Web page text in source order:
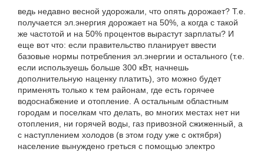
ведь недавно весной удорожали, что опять дорожает? Т.е.
получается эл.энергия дорожает на 50%, а когда с такой
же частотой и на 50% процентов вырастут зарплаты? И
еще вот что: если правительство планирует ввести
базовые нормы потребления эл.энергии и остального (т.е.
если используешь больше 300 кВт, начнешь
дополнительную наценку платить), это можно будет
применять только к тем районам, где есть горячее
водоснабжение и отопление. А остальным областным
городам и поселкам что делать, во многих местах нет ни
отопления, ни горячей воды, газ привозной сжиженный, а
с наступлением холодов (в этом году уже с октября)
население вынуждено греться с помощью электро